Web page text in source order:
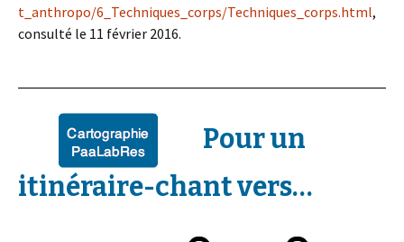
t_anthropo/6_Techniques_corps/Techniques_corps.html,
consulté le 11 février 2016.
Pour un
itinéraire-chant vers…